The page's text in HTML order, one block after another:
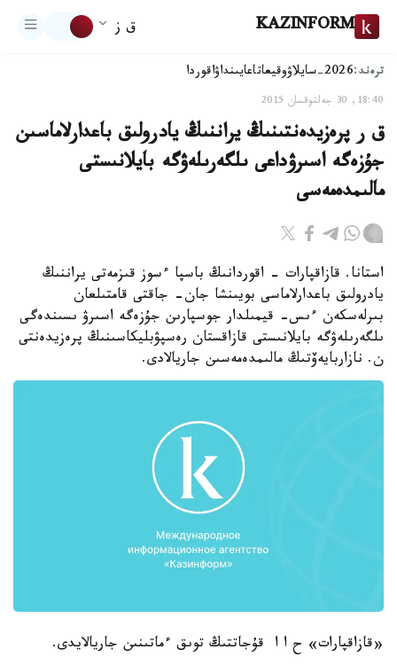
KAZINFORM ق ز
ترەند:2026-سايلاۋ وقيعاتاعايىنداۋاقوردا
18:40, 30 جەلتوقسان 2015
ق ر پرەزيدەنتىنىڭ يراننىڭ يادرولىق باعدارلاماسىن
جۇزەگە اسىرۋداعى ىلگەرىلەۋگە بايلانىستى
مالىمدەمەسى
استانا. قازاقپارات - اقوردانىڭ باسپا ءسوز قىزمەتى يراننىڭ
يادرولىق باعدارلاماسى بويىنشا جان- جاقتى قامتىلعان
بىرلەسكەن ءىس- قيمىلدار جوسپارىن جۇزەگە اسىرۋ ىسىندەگى
ىلگەرىلەۋگە بايلانىستى قازاقستان رەسپۋبليكاسىنىڭ پرەزيدەنتى
ن. نازاربايەۆتىڭ مالىمدەمەسىن جاريالادى.
«قازاقپارات» ح ا ا قۇجاتتىڭ توىق ءماتىنىن جاريالايدى.